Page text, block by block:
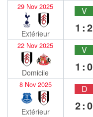
29 Nov 2025
Extérieur
V
1:2
22 Nov 2025
Domicile
V
1:0
8 Nov 2025
Extérieur
D
2:0